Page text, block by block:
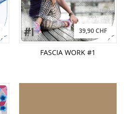
39,90 CHF
FASCIA WORK #1